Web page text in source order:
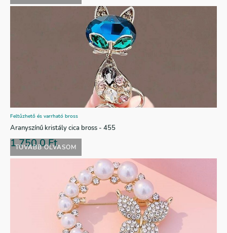
TOVÁBB OLVASOM
Feltűzhető és varrható bross
Aranyszínű kristály cica bross - 455
1.750,0Ft